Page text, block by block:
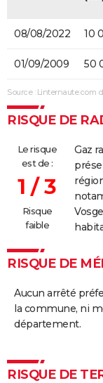
08/08/2022 10
01/09/2009 50
Source : Linternaute.com
RISQUE DE
Le risque
est de :
1 / 3
Risque
faible
Gaz
RISQUE DE
Aucun arrêté
la commune, ni
département.
RISQUE DE